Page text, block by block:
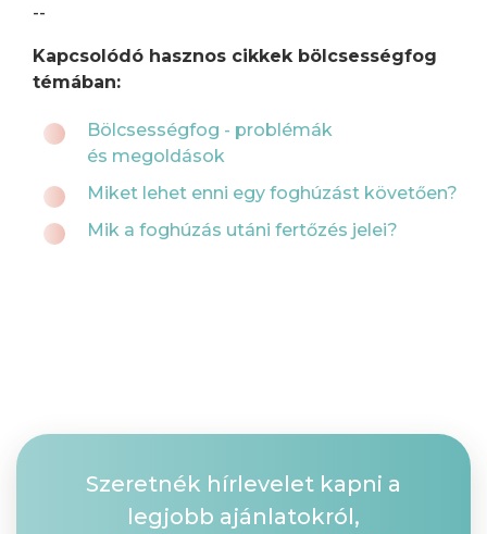
--
Kapcsolódó hasznos cikkek bölcsességfog
témában:
Bölcsességfog - problémák
és megoldások
Miket lehet enni egy foghúzást követően?
Mik a foghúzás utáni fertőzés jelei?
Szeretnék hírlevelet kapni a
legjobb ajánlatokról,